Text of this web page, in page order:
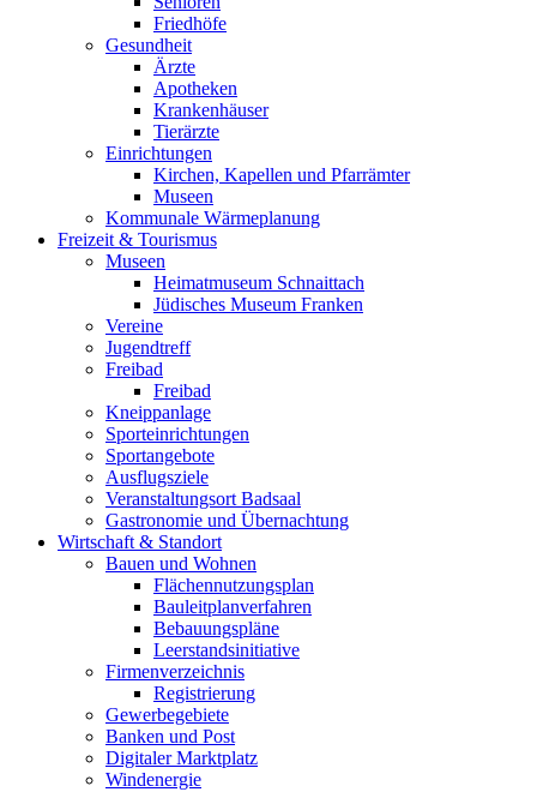
Friedhöfe
Gesundheit
Ärzte
Apotheken
Krankenhäuser
Tierärzte
Einrichtungen
Kirchen, Kapellen und Pfarrämter
Museen
Kommunale Wärmeplanung
Freizeit & Tourismus
Museen
Heimatmuseum Schnaittach
Jüdisches Museum Franken
Vereine
Jugendtreff
Freibad
Freibad
Kneippanlage
Sporteinrichtungen
Sportangebote
Ausflugsziele
Veranstaltungsort Badsaal
Gastronomie und Übernachtung
Wirtschaft & Standort
Bauen und Wohnen
Flächennutzungsplan
Bauleitplanverfahren
Bebauungspläne
Leerstandsinitiative
Firmenverzeichnis
Registrierung
Gewerbegebiete
Banken und Post
Digitaler Marktplatz
Windenergie